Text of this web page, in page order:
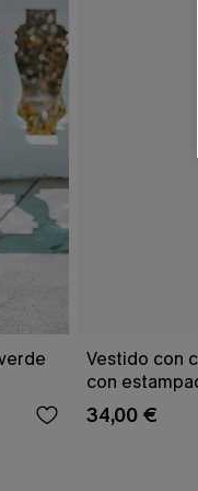
Vestido con
con
34,00 €